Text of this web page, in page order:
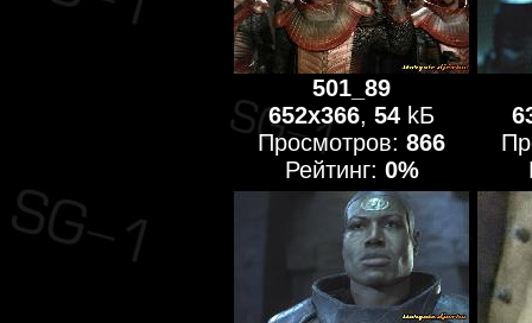
501_89
652x366, 54 kБ
Просмотров: 866
Рейтинг: 0%